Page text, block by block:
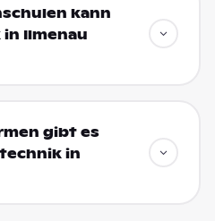
kann
Ilmenau
gibt es
in